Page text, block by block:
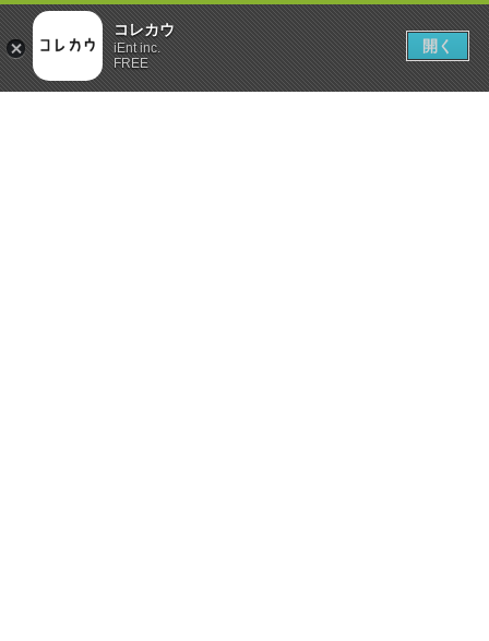
コレカウ
iEnt inc.
FREE
開く